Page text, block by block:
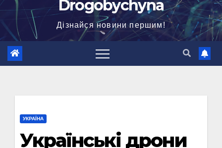
Drogobychyna
Дізнайся новини першим!
УКРАЇНА
Українські дрони